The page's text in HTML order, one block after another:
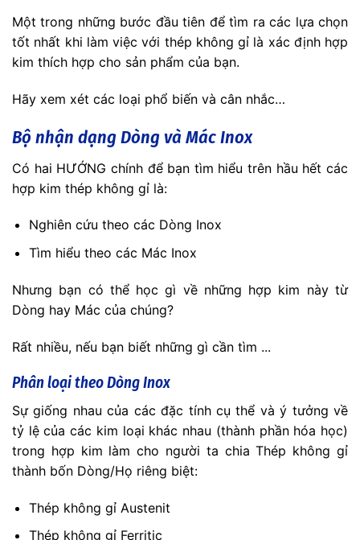
Một trong những bước đầu tiên để tìm ra các lựa chọn
tốt nhất khi làm việc với thép không gỉ là xác định hợp
kim thích hợp cho sản phẩm của bạn.
Hãy xem xét các loại phổ biến và cân nhắc…
Bộ nhận dạng Dòng và Mác Inox
Có hai HƯỚNG chính để bạn tìm hiểu trên hầu hết các
hợp kim thép không gỉ là:
Nghiên cứu theo các Dòng Inox
Tìm hiểu theo các Mác Inox
Nhưng bạn có thể học gì về những hợp kim này từ
Dòng hay Mác của chúng?
Rất nhiều, nếu bạn biết những gì cần tìm ...
Phân loại theo Dòng Inox
Sự giống nhau của các đặc tính cụ thể và ý tưởng về
tỷ lệ của các kim loại khác nhau (thành phần hóa học)
trong hợp kim làm cho người ta chia Thép không gỉ
thành bốn Dòng/Họ riêng biệt:
Thép không gỉ Austenit
Thép không gỉ Ferritic